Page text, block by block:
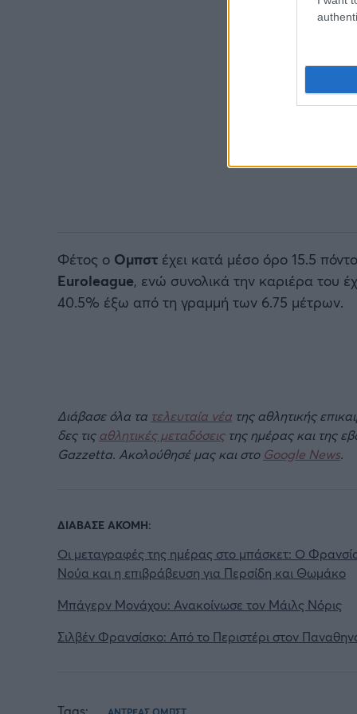
Φέτος ο Ομπστ έχει κατά μέσο όρο 15.5
Euroleague, ενώ συνολικά την καριέρα του
40.5% έξω από τη γραμμή των 6.75 μέτρων.
Διάβασε όλα τα τελευταία νέα της αθλητικής
δες τιςαθλητικές μεταδόσειςτης ημέρας και της
Gazzetta. Ακολούθησέ μας και στο Google News.
ΔΙΑΒΑΣΕ ΑΚΟΜΗ:
Οι μεταγραφές της ημέρας στο μπάσκετ: Ο
Νούα και η επιβράβευση για Περσίδη και Θωμάκο
Μπάγερν Μονάχου: Ανακοίνωσε τον Μάιλς Νόρις
Σιλβέν Φρανσίσκο: Από το Περιστέρι στον
Tags: